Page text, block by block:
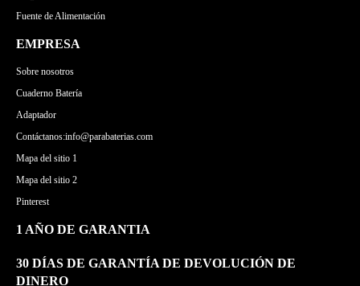
Fuente de Alimentación
EMPRESA
Sobre nosotros
Cuaderno Batería
Adaptador
Contáctanos:info@parabaterias.com
Mapa del sitio 1
Mapa del sitio 2
Pinterest
1 AÑO DE GARANTIA
30 DÍAS DE GARANTÍA DE DEVOLUCIÓN DE
DINERO